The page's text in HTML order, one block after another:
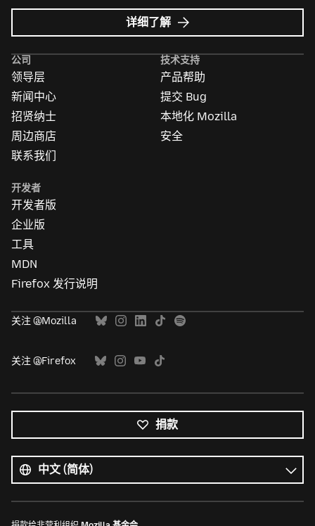
详细了解 Mozilla
广
公司
领导层
新闻中心
招贤纳士
周边商店
联系我们
技术支持
产品帮助
提交 Bug
本地化 Mozilla
安全
开发者
开发者版
企业版
工具
MDN
Firefox 发行说明
关注 @Mozilla
关注 @Firefox
捐款
有
语
言
语
言